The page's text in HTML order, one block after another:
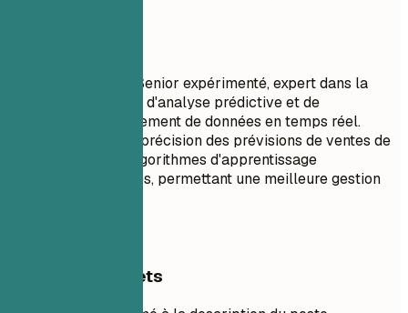
Ingénieur Big Data Senior expérimenté, expert dans la
création de modèles d'analyse prédictive et de
plateformes de traitement de données en temps réel.
Augmentation de la précision des prévisions de ventes de
20 % grâce à des algorithmes d'apprentissage
automatique avancés, permettant une meilleure gestion
Exemples concrets